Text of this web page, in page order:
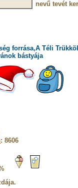
nevű tevét
forrása,A Téli
bástyája
: 8606